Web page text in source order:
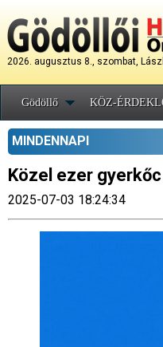
2026. augusztus 8., szombat,
Gödöllő KÖZ-
MINDENNAPI
Közel ezer
2025-07-03 18:24:34